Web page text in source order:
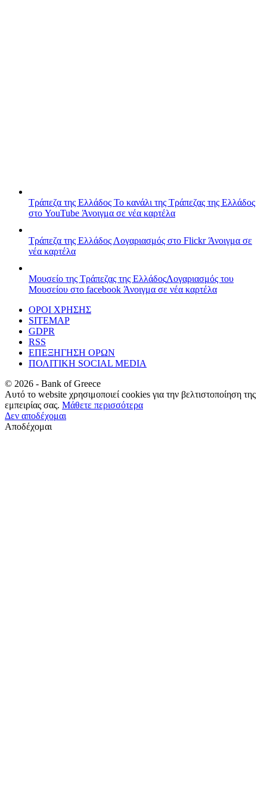
Τράπεζα της Ελλάδος Το κανάλι της Τράπεζας της Ελλάδος
στο YouTube Άνοιγμα σε νέα καρτέλα
Τράπεζα της Ελλάδος Λογαριασμός στο FlickrΆνοιγμα σε
νέα καρτέλα
Μουσείο της Τράπεζας της ΕλλάδοςΛογαριασμός του
Μουσείου στο facebook Άνοιγμα σε νέα καρτέλα
ΟΡΟΙ ΧΡΗΣΗΣ
SITEMAP
GDPR
RSS
ΕΠΕΞΗΓΗΣΗ ΟΡΩΝ
ΠΟΛΙΤΙΚΗ SOCIAL MEDIA
© 2026 - Bank of Greece
Αυτό το website χρησιμοποιεί cookies για την βελτιστοποίηση της
εμπειρίας σας. Μάθετε περισσότερα
Δεν αποδέχομαι
Αποδέχομαι